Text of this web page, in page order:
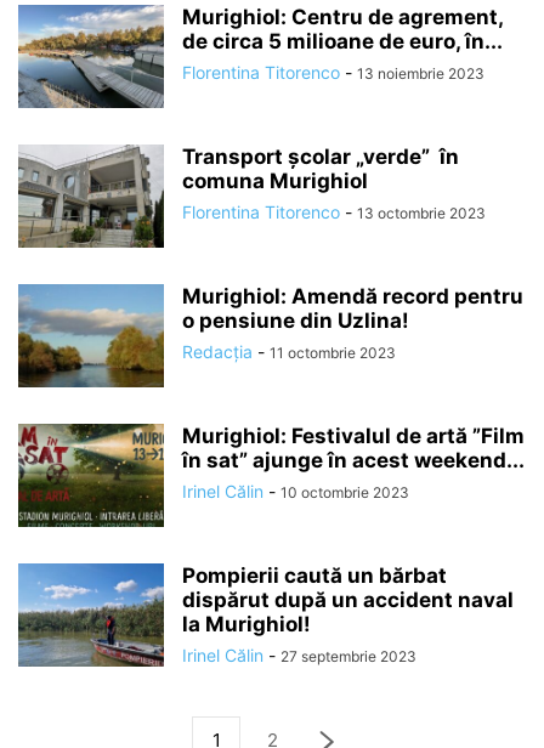
Murighiol: Centru de agrement,
de circa 5 milioane de euro, în...
Florentina Titorenco - 13 noiembrie 2023
Transport școlar „verde” în
comuna Murighiol
Florentina Titorenco - 13 octombrie 2023
Murighiol: Amendă record pentru
o pensiune din Uzlina!
Redacția - 11 octombrie 2023
Murighiol: Festivalul de artă ”Film
în sat” ajunge în acest weekend...
Irinel Călin - 10 octombrie 2023
Pompierii caută un bărbat
dispărut după un accident naval
la Murighiol!
Irinel Călin - 27 septembrie 2023
1 2